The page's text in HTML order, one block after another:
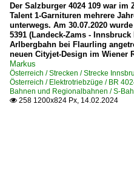
Der Salzburger 4024 109 war im
Talent 1-Garnituren mehrere
unterwegs. Am 30.07.2020
5391 (Landeck-Zams -
Arlbergbahn bei Flaurling
neuen Cityjet-Design im Wiener
Markus
Österreich / Strecken / Strecke
Österreich / Elektrotriebzüge / BR
Bahnen und Regionalbahnen / S-
 258 1200x824 Px, 14.02.2024